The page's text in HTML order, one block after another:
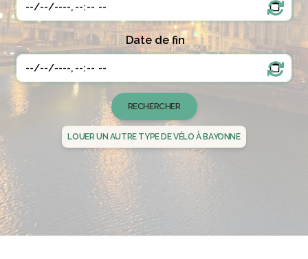
Date de fin
LOUER UN AUTRE TYPE DE VÉLO À BAYONNE